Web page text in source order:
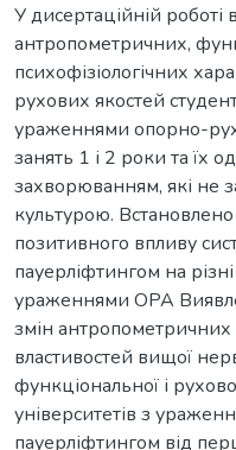
У дисертаційній
антропометричних,
психофізіологічних
рухових якостей
ураженнями опорно-
занять 1 і 2 роки та їх
захворюванням, які не
культурою.
позитивного впливу
пауерліфтингом на
ураженнями ОРА
змін
властивостей вищої
функціональної і
університетів з
пауерліфтингом від